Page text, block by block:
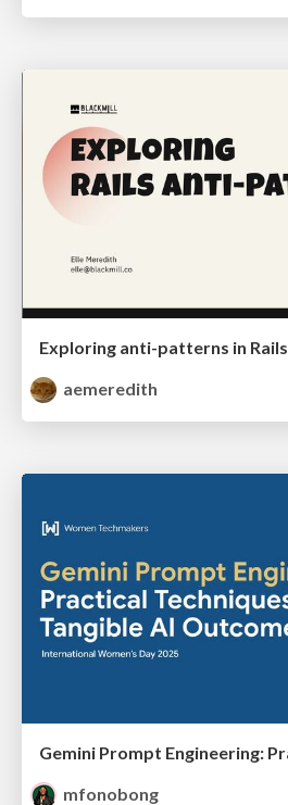
Exploring anti-patterns in Rails
aemeredith
mfonobong